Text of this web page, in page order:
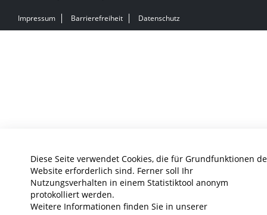
Diese Seite verwendet Cookies, die für Grundfunktionen
Website erforderlich sind. Ferner soll Ihr
Nutzungsverhalten in einem Statistiktool anonym
protokolliert werden.
Weitere Informationen finden Sie in unserer
Impressum Barrierefreiheit Datenschutz